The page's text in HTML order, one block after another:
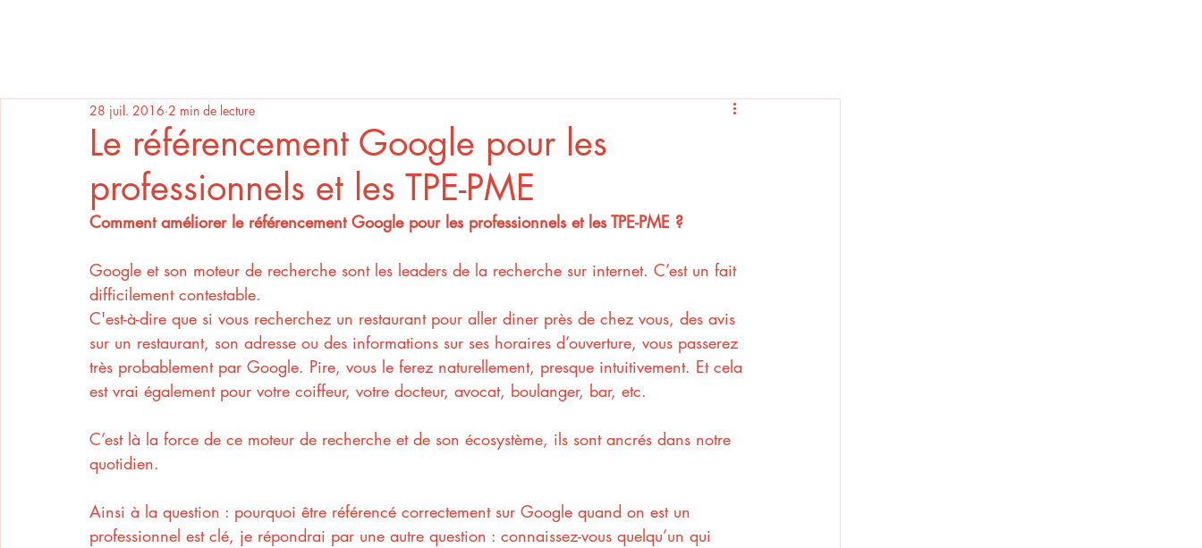
Le référencement Google pour les
professionnels et les TPE-PME
28 juil. 2016 2 min de lecture
Comment améliorer le référencement Google pour les professionnels et les TPE-PME ?
Google et son moteur de recherche sont les leaders de la recherche sur internet. C’est un fait
difficilement contestable.
C'est-à-dire que si vous recherchez un restaurant pour aller diner près de chez vous, des avis
sur un restaurant, son adresse ou des informations sur ses horaires d’ouverture, vous passerez
très probablement par Google. Pire, vous le ferez naturellement, presque intuitivement. Et cela
est vrai également pour votre coiffeur, votre docteur, avocat, boulanger, bar, etc.
C’est là la force de ce moteur de recherche et de son écosystème, ils sont ancrés dans notre
quotidien.
Ainsi à la question : pourquoi être référencé correctement sur Google quand on est un
professionnel est clé, je répondrai par une autre question : connaissez-vous quelqu’un qui